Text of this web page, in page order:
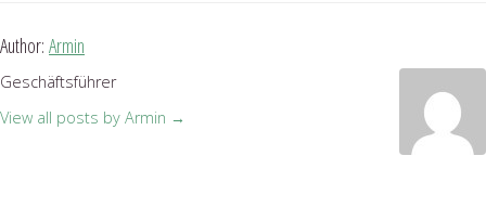
Author: Armin
Geschäftsführer
View all posts by Armin →